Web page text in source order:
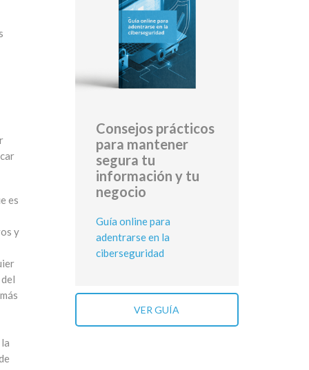
es
y
Consejos prácticos
para mantener
segura tu
información y tu
negocio
Guía online para
adentrarse en la
ciberseguridad
VER GUÍA